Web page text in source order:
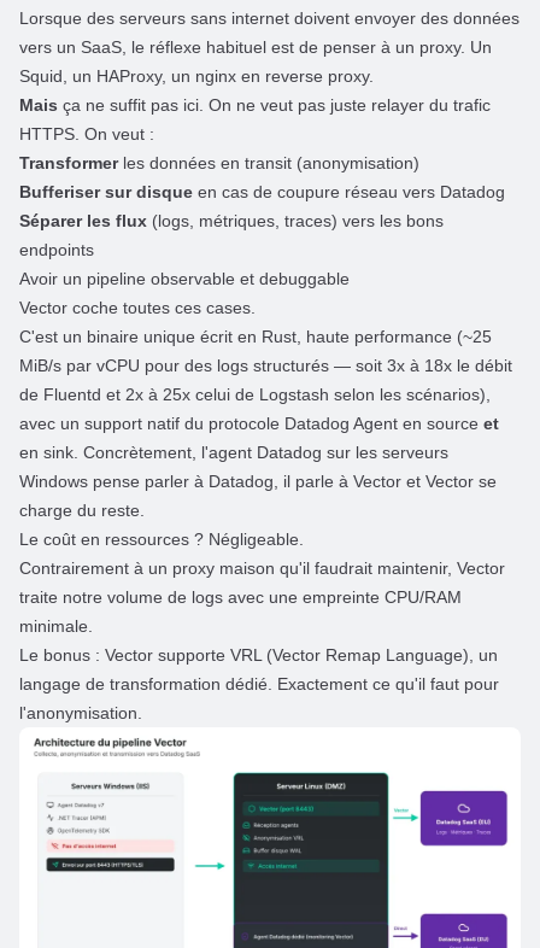
Lorsque des serveurs sans internet doivent envoyer des données
vers un SaaS, le réflexe habituel est de penser à un proxy. Un
Squid, un HAProxy, un nginx en reverse proxy.
Mais ça ne suffit pas ici. On ne veut pas juste relayer du trafic
HTTPS. On veut :
Transformerles données en transit (anonymisation)
Bufferiser sur disque en cas de coupure réseau vers Datadog
Séparer les flux (logs, métriques, traces) vers les bons
endpoints
Avoir un pipeline observable et debuggable
Vector coche toutes ces cases.
C'est un binaire unique écrit en Rust haute performance (~25
MiB/s par vCPU pour des logs structurés — soit 3x à 18x le débit
de Fluentd et 2x à 25x celui de Logstash selon les scénarios),
avec un support natif du protocole Datadog Agent en source et
en sink. Concrètement, l'agent Datadog sur les serveurs
Windows pense parler à Datadog, il parle à Vector et Vector se
charge du reste.
Le coût en ressources ? Négligeable.
Contrairement à un proxy maison qu'il faudrait maintenir, Vector
traite notre volume de logs avec une empreinte CPU/RAM
minimale.
Le bonus : Vector supporte VRL (Vector Remap Language), un
langage de transformation dédié. Exactement ce qu'il faut pour
l'anonymisation.